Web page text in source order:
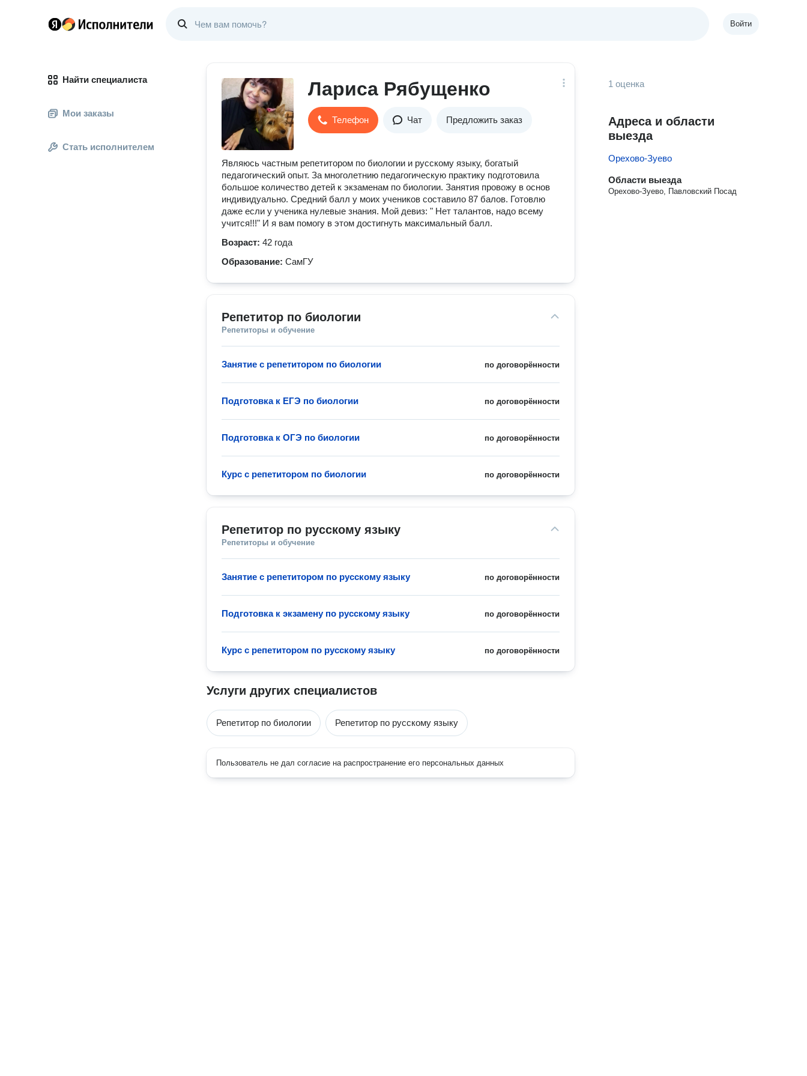
Войти
Найти специалиста
Мои заказы
Стать исполнителем
Лариса Рябущенко
Телефон Чат Предложить заказ
Являюсь частным репетитором по биологии и русскому языку, богатый
педагогический опыт. За многолетнию педагогическую практику подготовила
большое количество детей к экзаменам по биологии. Занятия провожу в основ
индивидуально. Средний балл у моиx учеников составило 87 балов. Готовлю
даже если у ученика нулевые знания. Мой девиз: " Нет талантов, надо всему
учится!!!" И я вам помогу в этом достигнуть максимальный балл.
Возраст: 42 года
Образование: СамГУ
Репетитор по биологии
Репетиторы и обучение
по договорённости
Занятие с репетитором по биологии
по договорённости
Подготовка к ЕГЭ по биологии
по договорённости
Подготовка к ОГЭ по биологии
по договорённости
Курс с репетитором по биологии
Репетитор по русскому языку
Репетиторы и обучение
по договорённости
Занятие с репетитором по русскому языку
по договорённости
Подготовка к экзамену по русскому языку
по договорённости
Курс с репетитором по русскому языку
Услуги других специалистов
Репетитор по биологии Репетитор по русскому языку
Пользователь не дал согласие на распространение его персональных данных
1 оценка
Адреса и области
выезда
Орехово-Зуево
Области выезда
Орехово-Зуево, Павловский Посад